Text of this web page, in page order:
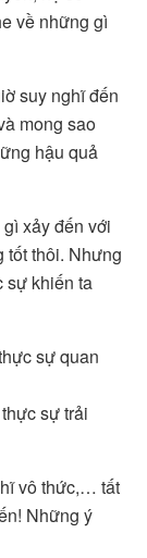
về những gì
suy nghĩ đến
mong sao
hậu quả
xảy đến với
tốt thôi. Nhưng
sự khiến ta
sự quan
sự trải
vô thức,… tất
Những ý